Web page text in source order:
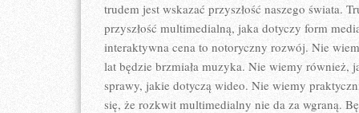
trudem jest wskazać przyszłość naszego świata.
przyszłość multimedialną, jaka dotyczy form
interaktywna cena to notoryczny rozwój. Nie
lat będzie brzmiała muzyka. Nie wiemy również,
sprawy, jakie dotyczą wideo. Nie wiemy
się, że rozkwit multimedialny nie da za wgraną.